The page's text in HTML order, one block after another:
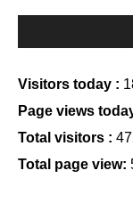
Visitors today :
Page views
Total visitors :
Total page view: